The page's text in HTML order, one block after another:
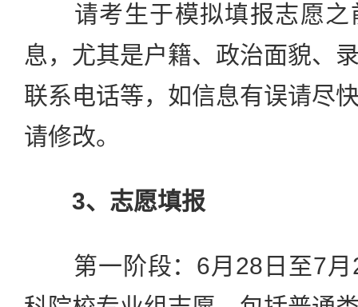
请考生于模拟填报志愿之
息，尤其是户籍、政治面貌、
联系电话等，如信息有误请尽
请修改。
3、志愿填报
第一阶段：6月28日至7月